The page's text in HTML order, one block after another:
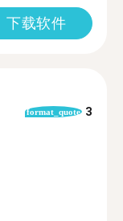
下载软件
format_quote 3